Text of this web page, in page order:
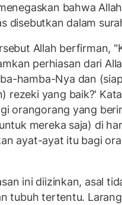
bahwa
disebutkan dalam
Allah berfirman,
perhiasan dari
hamba-Nya dan
rezeki yang baik?'
orangorang yang
mereka saja) di
ayat-ayat itu bagi
ini diizinkan, asal
tubuh tertentu.